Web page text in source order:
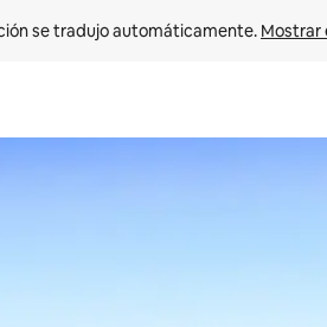
se tradujo automáticamente. Mostrar